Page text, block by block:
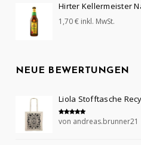
Hirter Kellermeister
1,70€ inkl. MwSt.
NEUE BEWERTUNGEN
Liola Stofftasche
Bewertet mit
von andreas.brunner21